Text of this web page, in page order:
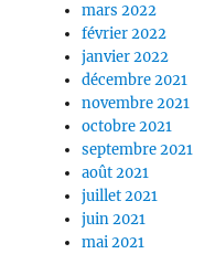
mars 2022
février 2022
janvier 2022
décembre 2021
novembre 2021
octobre 2021
septembre 2021
août 2021
juillet 2021
juin 2021
mai 2021